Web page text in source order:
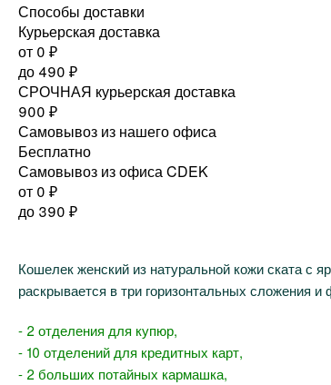
Способы доставки
Курьерская доставка
от 0 ₽
до 490 ₽
СРОЧНАЯ курьерская доставка
900 ₽
Самовывоз из нашего офиса
Бесплатно
Самовывоз из офиса CDEK
от 0 ₽
до 390 ₽
Кошелек женский из натуральной кожи ската с
раскрывается в три горизонтальных сложения
- 2 отделения для купюр,
- 10 отделений для кредитных карт,
- 2 больших потайных кармашка,